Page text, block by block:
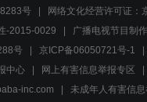
号 网络文化经营许可证
-2015-0029
广播电视节目制
号 京ICP备06050721号-1
中心 网上有害信息举报专区
inc.com
未成年人有害信